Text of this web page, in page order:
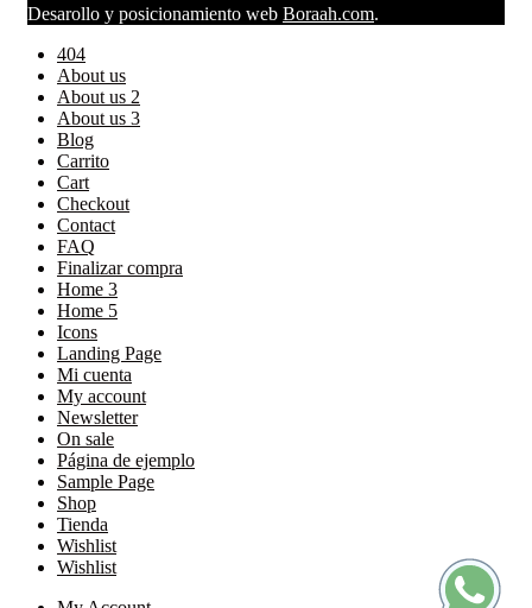
Desarollo y posicionamiento web Boraah.com.
404
About us
About us 2
About us 3
Blog
Carrito
Cart
Checkout
Contact
FAQ
Finalizar compra
Home 3
Home 5
Icons
Landing Page
Mi cuenta
My account
Newsletter
On sale
Página de ejemplo
Sample Page
Shop
Tienda
Wishlist
Wishlist